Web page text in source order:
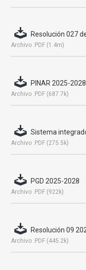
Resolución 027
Archivo .PDF (1.4m)
PINAR 2025-2028
Archivo .PDF (687.7k)
Sistema
Archivo .PDF (275.5k)
PGD 2025-2028
Archivo .PDF (922k)
Resolución 09
Archivo .PDF (445.2k)